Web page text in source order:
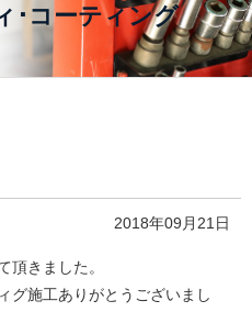
･コーティング
2018年09月21日
頂きました。
グ施工ありがとうございまし